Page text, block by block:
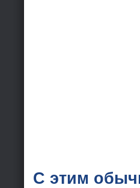
С этим